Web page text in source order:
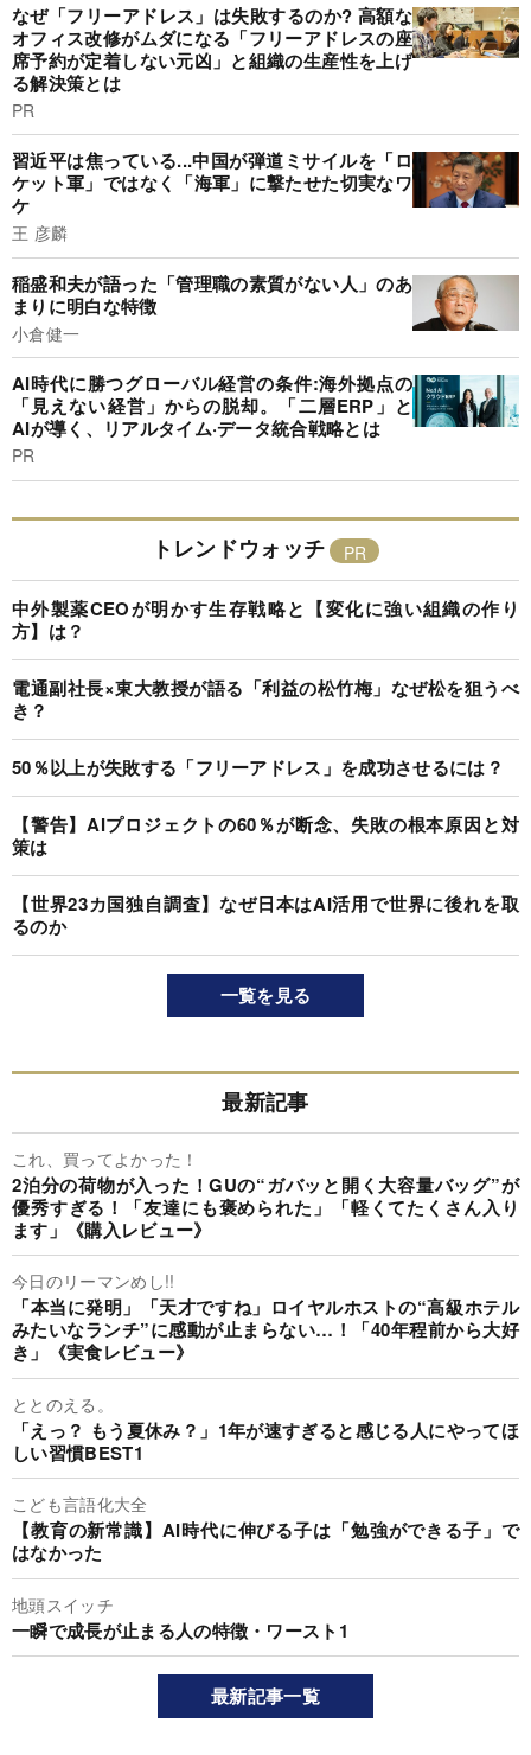
なぜ「フリーアドレス」は失敗するのか? 高額な
オフィス改修がムダになる「フリーアドレスの座
席予約が定着しない元凶」と組織の生産性を上げ
る解決策とは
PR
習近平は焦っている...中国が弾道ミサイルを「ロ
ケット軍」ではなく「海軍」に撃たせた切実なワ
ケ
王 彦麟
稲盛和夫が語った「管理職の素質がない人」のあ
まりに明白な特徴
小倉健一
AI時代に勝つグローバル経営の条件:海外拠点の
「見えない経営」からの脱却。「二層ERP」と
AIが導く、リアルタイム·データ統合戦略とは
PR
トレンドウォッチ
中外製薬CEOが明かす生存戦略と【変化に強い組織の作り
方】は？
電通副社長×東大教授が語る「利益の松竹梅」なぜ松を狙うべ
き？
50％以上が失敗する「フリーアドレス」を成功させるには？
【警告】AIプロジェクトの60％が断念、失敗の根本原因と対
策は
【世界23カ国独自調査】なぜ日本はAI活用で世界に後れを取
るのか
一覧を見る
最新記事
これ、買ってよかった！
2泊分の荷物が入った！GUの“ガバッと開く大容量バッグ”が
優秀すぎる！「友達にも褒められた」「軽くてたくさん入り
ます」《購入レビュー》
今日のリーマンめし!!
「本当に発明」「天才ですね」ロイヤルホストの“高級ホテル
みたいなランチ”に感動が止まらない…！「40年程前から大好
き」《実食レビュー》
ととのえる。
「えっ？ もう夏休み？」1年が速すぎると感じる人にやってほ
しい習慣BEST1
こども言語化大全
【教育の新常識】AI時代に伸びる子は「勉強ができる子」で
はなかった
地頭スイッチ
一瞬で成長が止まる人の特徴・ワースト1
最新記事一覧